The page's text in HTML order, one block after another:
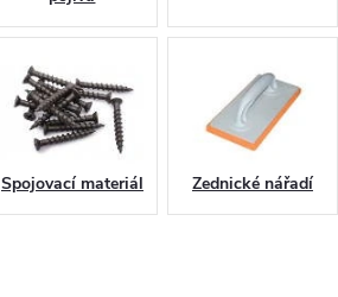
Spojovací materiál Zednické nářadí